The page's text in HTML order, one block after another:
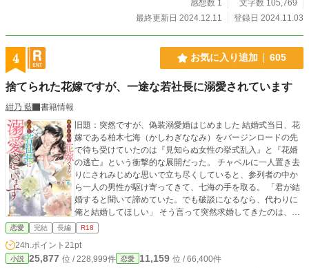
感想数 1
文字数 105,769
最終更新日 2024.12.11
登録日 2024.11.03
4 お気に入り追加 605
捨てられた花嫁ですが、一途な若社長に溺愛されています
紺乃 藍
書籍情報
旧題：突然ですが、偽装溺愛婚はじめました 結婚式当日、花
嫁である柏木七海（かしわぎななみ）をバージンロードの先
で待ち受けていたのは『見知らぬ女性の挙式乱入』と『花婿
の逃亡』という衝撃的な展開だった。 チャペルに一人置き去
りにされみじめな思いで立ち尽くしていると、参列者の中か
ら一人の男性が駆け寄ってきて、七海の手を取る。 「君が結
婚すると聞いて諦めていた。でも破談になるなら、代わりに
俺と結婚してほしい」 そう言って突然求婚してきたのは、七
海が日々社長秘書として付き従っている上司・支倉将斗（は
せくらまさと）だった。 最初は拒否する七海だったが、会社
の外聞と父の体裁を盾に押し切られ、結局は期限付きの〝偽
装溺愛婚〟に応じることに。 しかし長年ビジネスパートナー
恋愛 完結 長編 R18
24h.ポイント 21pt
小説 25,877 位 / 228,999件 恋愛 11,159 位 / 66,400件